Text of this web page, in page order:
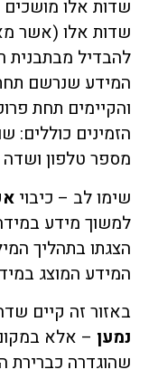
שדות אלו מושכים
שדות אלו (אשר
להבדיל מבתבנית
המידע שנרשם
והקיימים תחת
הזמינים
מספר טלפון ושדה
שימו לב – כיבוי
למשוך מידע
הצגתו בתהליך
המידע המוצג
באזור זה קיים
נמען – אלא
שהוגדרה